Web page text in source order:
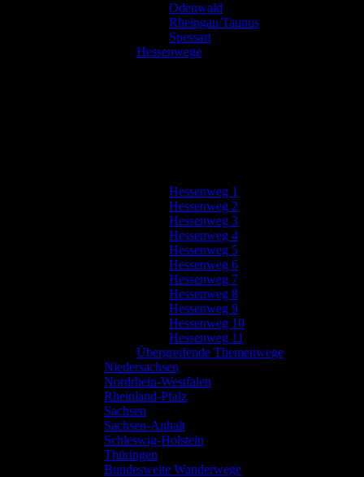
Odenwald
Rheingau/Taunus
Spessart
Hessenwege
Hessenweg 1
Hessenweg 2
Hessenweg 3
Hessenweg 4
Hessenweg 5
Hessenweg 6
Hessenweg 7
Hessenweg 8
Hessenweg 9
Hessenweg 10
Hessenweg 11
Übergreifende Themenwege
Niedersachsen
Nordrhein-Westfalen
Rheinland-Pfalz
Sachsen
Sachsen-Anhalt
Schleswig-Holstein
Thüringen
Bundesweite Wanderwege